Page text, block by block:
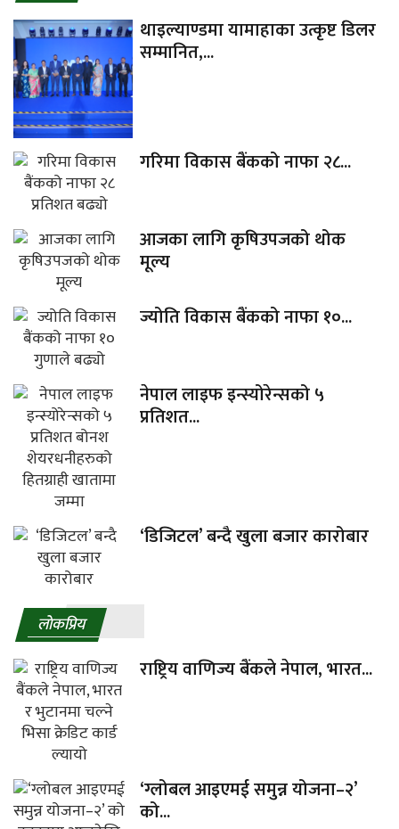
थाइल्याण्डमा यामाहाका उत्कृष्ट डिलर
सम्मानित,...
गरिमा विकास बैंकको नाफा २८...
आजका लागि कृषिउपजको थोक
मूल्य
ज्योति विकास बैंकको नाफा १०...
नेपाल लाइफ इन्स्योरेन्सको ५
प्रतिशत...
‘डिजिटल’ बन्दै खुला बजार कारोबार
लाेकप्रिय
राष्ट्रिय वाणिज्य बैंकले नेपाल, भारत...
‘ग्लोबल आइएमई समुन्न योजना–२’
को...